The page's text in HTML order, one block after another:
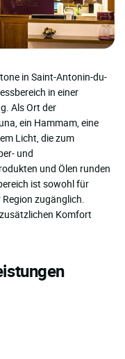
in Saint-Antonin-du-
in einer
Als Ort der
ein Hammam, eine
Licht, die zum
und
und Ölen runden
ist sowohl für
zugänglich.
Komfort